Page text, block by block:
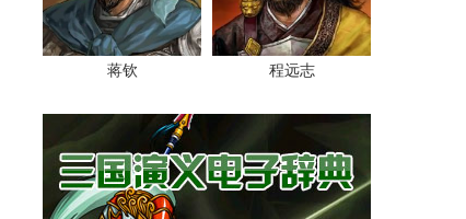
蒋钦 程远志